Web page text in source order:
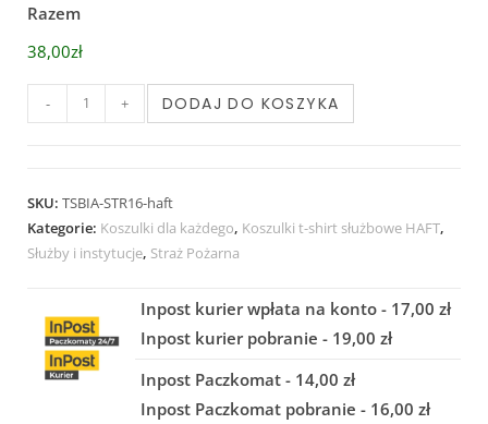
Razem
38,00zł
- + DODAJ DO KOSZYKA
SKU: TSBIA-STR16-haft
Kategorie: Koszulki dla każdego, Koszulki t-shirt służbowe HAFT,
Służby i instytucje, Straż Pożarna
Inpost kurier wpłata na konto - 17,00 zł
Inpost kurier pobranie - 19,00 zł
Inpost Paczkomat - 14,00 zł
Inpost Paczkomat pobranie - 16,00 zł